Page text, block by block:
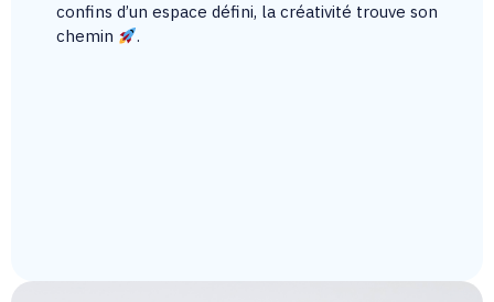
confins d’un espace défini, la créativité trouve son
chemin
.